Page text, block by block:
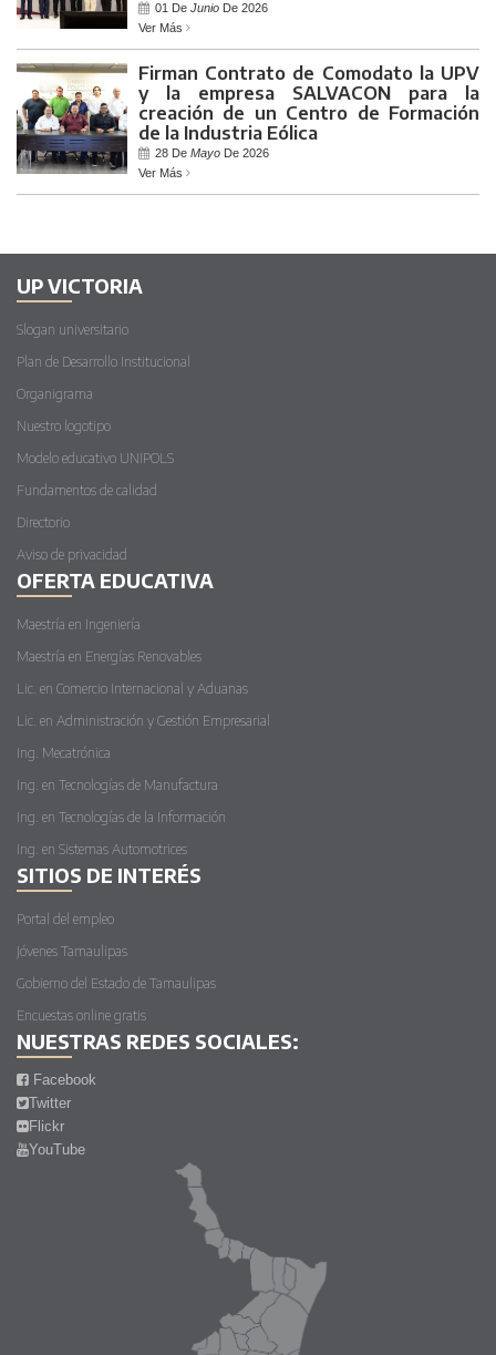
01 De Junio De 2026
Ver Más
Firman Contrato de Comodato la UPV
y la empresa SALVACON para la
creación de un Centro de Formación
de la Industria Eólica
28 De Mayo De 2026
Ver Más
UP VICTORIA
Slogan universitario
Plan de Desarrollo Institucional
Organigrama
Nuestro logotipo
Modelo educativo UNIPOLS
Fundamentos de calidad
Directorio
Aviso de privacidad
OFERTA EDUCATIVA
Maestría en Ingeniería
Maestría en Energías Renovables
Lic. en Comercio Internacional y Aduanas
Lic. en Administración y Gestión Empresarial
Ing. Mecatrónica
Ing. en Tecnologías de Manufactura
Ing. en Tecnologías de la Información
Ing. en Sistemas Automotrices
SITIOS DE INTERÉS
Portal del empleo
Jóvenes Tamaulipas
Gobierno del Estado de Tamaulipas
Encuestas online gratis
NUESTRAS REDES SOCIALES:
Facebook
Twitter
Flickr
YouTube